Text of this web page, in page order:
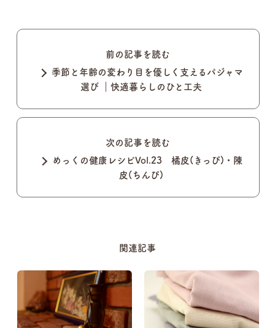
前の記事を読む
季節と年齢の変わり目を優しく支えるパジャマ
選び ｜快適暮らしのひと工夫
次の記事を読む
めっくの健康レシピVol.23 橘皮(きっぴ)・陳
皮(ちんぴ)
関連記事